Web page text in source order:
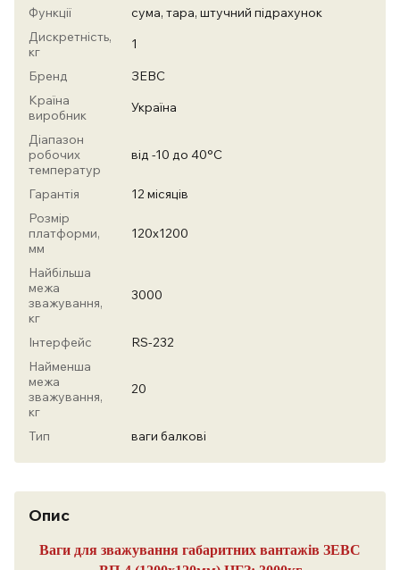
Функції
сума, тара, штучний підрахунок
Дискретність,
кг
1
Бренд
ЗЕВС
Країна
виробник
Україна
Діапазон
робочих
температур
від -10 до 40°С
Гарантія
12 місяців
Розмір
платформи,
мм
120х1200
Найбільша
межа
зважування,
кг
3000
Інтерфейс
RS-232
Найменша
межа
зважування,
кг
20
Тип ваги балкові
Опис
Ваги для зважування габаритних вантажів ЗЕВС